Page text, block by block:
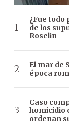
¿Fue
de los
Roselin
El mar de
época
Caso
homicidio
ordenan